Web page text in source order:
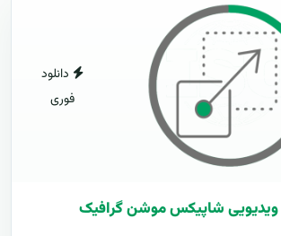
دانلود
فوری